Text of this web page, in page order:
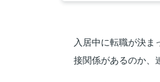
入居中に転職が決
接関係があるのか、